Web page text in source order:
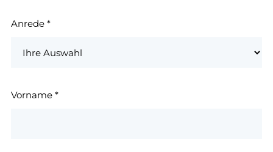
Anrede *
Vorname *